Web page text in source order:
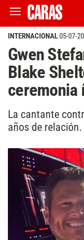
INTERNACIONAL05-07-
Gwen
Blake
ceremonia
La cantante
años de relación.